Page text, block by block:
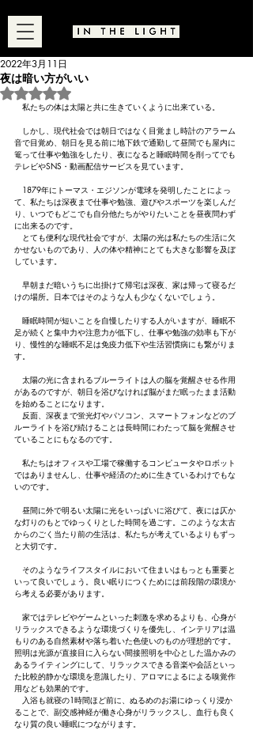
夜は暗い方がいい
2022年3月11日
5つ星のうちNaNと評価されています。
私たちの体は太陽と共に生きていくように出来ている。
しかし、現代社会では朝日ではなく目覚まし時計のアラーム
音で目覚め、朝日を見る前に地下鉄で通勤して昼間でも屋内に
篭って仕事や勉強をしたり、夜になると睡眠時間を削ってでも
テレビやSNS・動画配信サービスを見ています。
1879年にトーマス・エジソンが電球を発明したことによっ
て、私たちは深夜まで仕事や勉強、遊びやスポーツを楽しんだ
り、いつでもどこでも自分他たちがやりたいことを昼夜問わず
に出来るのです。
とても便利な現代社会ですが、太陽の光は私たちの生活に欠
かせないものであり、人の体や精神にとても大きな影響を及ぼ
しています。
早朝まだ暗いうちに出掛けて帰宅は深夜、家は帰って寝るだ
けの場所。日本ではそのような人も少なくないでしょう。
睡眠時間が短いことを自慢したりする人がいますが、睡眠不
足が続くと集中力や注意力が低下し、仕事や勉強の効率も下が
り、慢性的な睡眠不足は免疫力低下や生活習慣病にも繋がりま
す。
太陽の光に含まれるブルーライトは人の脳を覚醒させる作用
があるのですが、朝日を浴びなければ脳がまだ眠ったまま活動
を始めることになります。
反面、深夜まで蛍光灯やパソコン、スマートフォンなどのブ
ルーライトを浴び続けることは長時間にわたって脳を覚醒させ
ていることにもなるのです。
私たちはオフィスや工場で稼働するコンピュータやロボット
ではありませんし、仕事や経済のために生きているわけでもな
いのです。
昼間に外で明るい太陽に光をいっぱいに浴びて、夜には仄か
な灯りのもとでゆっくりとした時間を過ごす。このような太古
からのごく当たり前の生活は、私たちが考えているよりもずっ
と大切です。
そのようなライフスタイルにおいて住まいはもっとも重要と
いって良いでしょう。良い眠りにつくためには前段階の環境か
ら考える必要があります。
家ではテレビやゲームといった刺激を求めるよりも、心身が
リラックスできるような環境づくりを優先し、インテリアは温
もりのある自然素材や落ち着いた色使いのものが理想的です。
照明は光源が直接目に入らない間接照明を中心とした温かみの
あるライティングにして、リラックスできる音楽や会話といっ
た比較的静かな環境を意識したり、アロマによるによる嗅覚作
用なども効果的です。
入浴も就寝の1時間ほど前に、ぬるめのお湯にゆっくり浸か
ることで、副交感神経が働き心身がリラックスし、血行も良く
なり質の良い睡眠につながります。